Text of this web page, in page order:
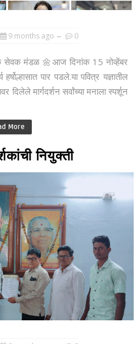
9 months ago 0
सेवक मंडळ 🌼आज दिनांक 15 नोव्हेंबर
पार पडले.या पवित्र यज्ञातील
दिलेले मार्गदर्शन सर्वांच्या मनाला स्पर्शून
More
नियुक्ती